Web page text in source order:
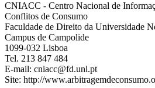
CNIACC - Centro Nacional de
Conflitos de Consumo
Faculdade de Direito da Universidade
Campus de Campolide
1099-032 Lisboa
Tel. 213 847 484
E-mail: cniacc@fd.unl.pt
Site: http://